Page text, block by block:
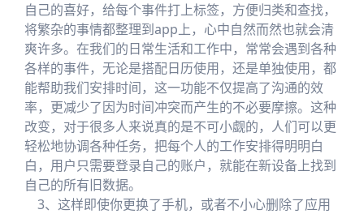
自己的喜好，给每个事件打上标签，方便归类和查找，
将繁杂的事情都整理到app上，心中自然而然也就会清
爽许多。在我们的日常生活和工作中，常常会遇到各种
各样的事件，无论是搭配日历使用，还是单独使用，都
能帮助我们安排时间，这一功能不仅提高了沟通的效
率，更减少了因为时间冲突而产生的不必要摩擦。这种
改变，对于很多人来说真的是不可小觑的，人们可以更
轻松地协调各种任务，把每个人的工作安排得明明白
白，用户只需要登录自己的账户，就能在新设备上找到
自己的所有旧数据。
3、这样即使你更换了手机，或者不小心删除了应用